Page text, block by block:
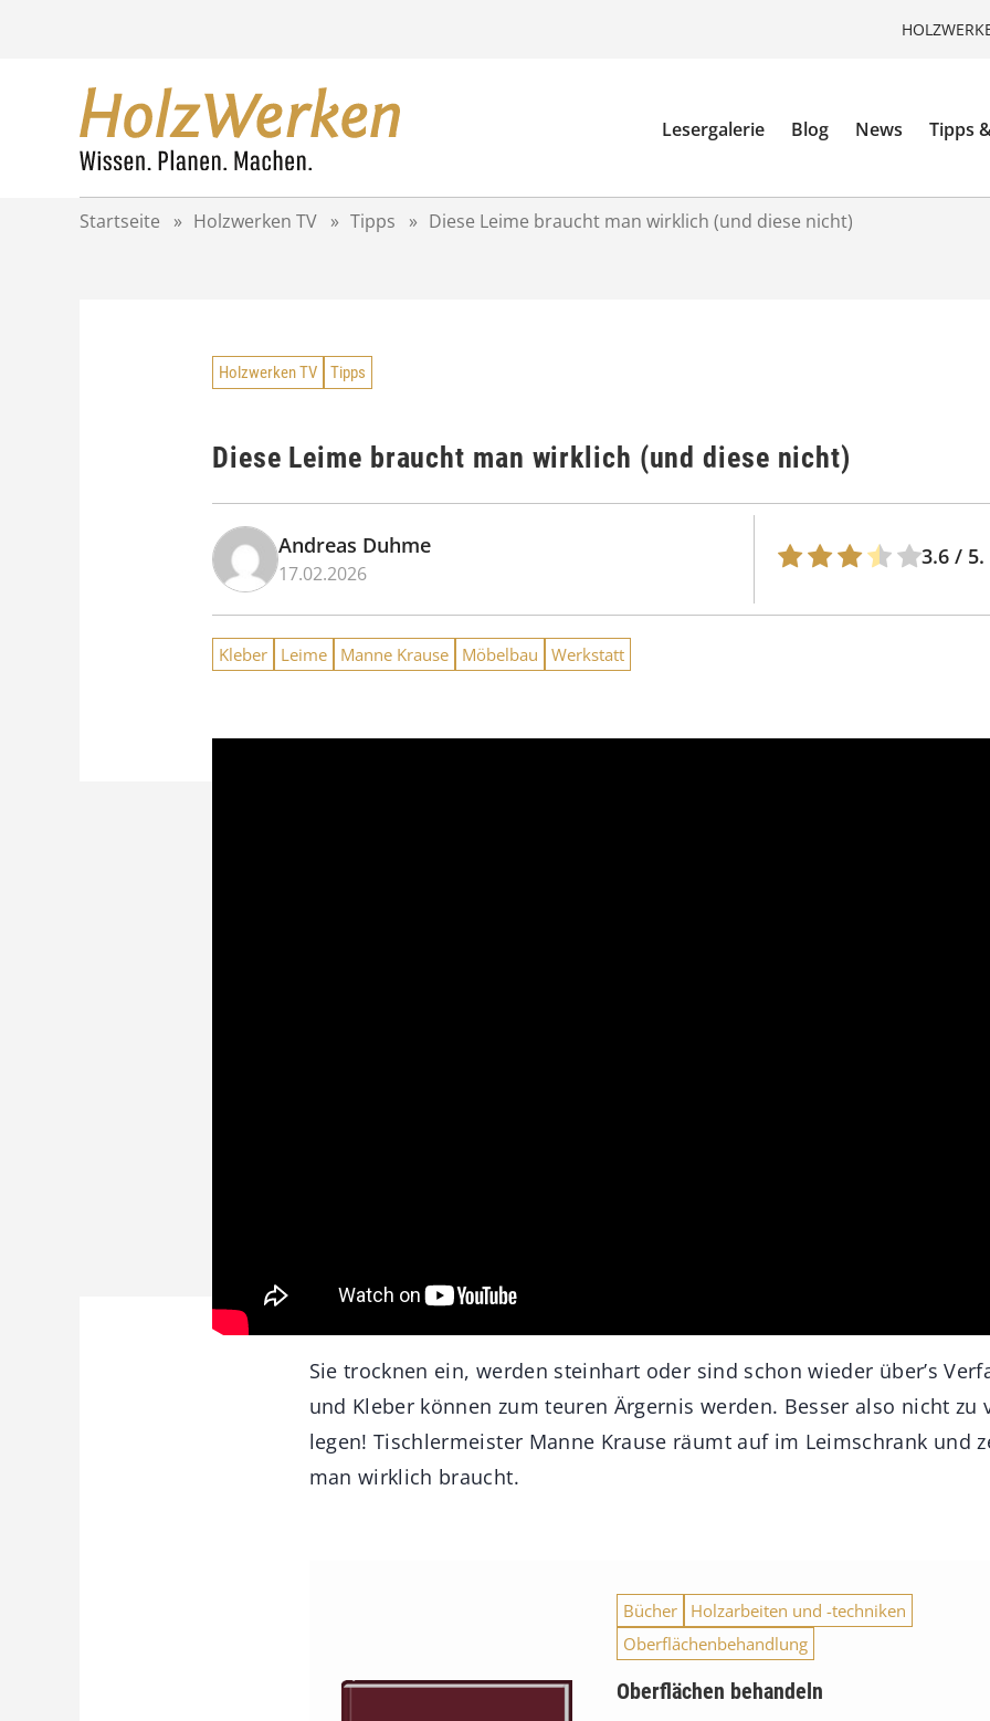
Lesergalerie Blog News Tipps
Startseite » Holzwerken TV » Tipps » Diese Leime braucht man wirklich (und diese nicht)
Holzwerken TV Tipps
Diese Leime braucht man wirklich (und diese nicht)
Andreas Duhme
17.02.2026
3.6 / 5.
Kleber Leime Manne Krause Möbelbau Werkstatt
Sie trocknen ein, werden steinhart oder sind schon wieder über’s
und Kleber können zum teuren Ärgernis werden. Besser also nicht zu
legen! Tischlermeister Manne Krause räumt auf im Leimschrank und
man wirklich braucht.
Bücher
Holzarbeiten und -techniken
Oberflächenbehandlung
Oberflächen behandeln